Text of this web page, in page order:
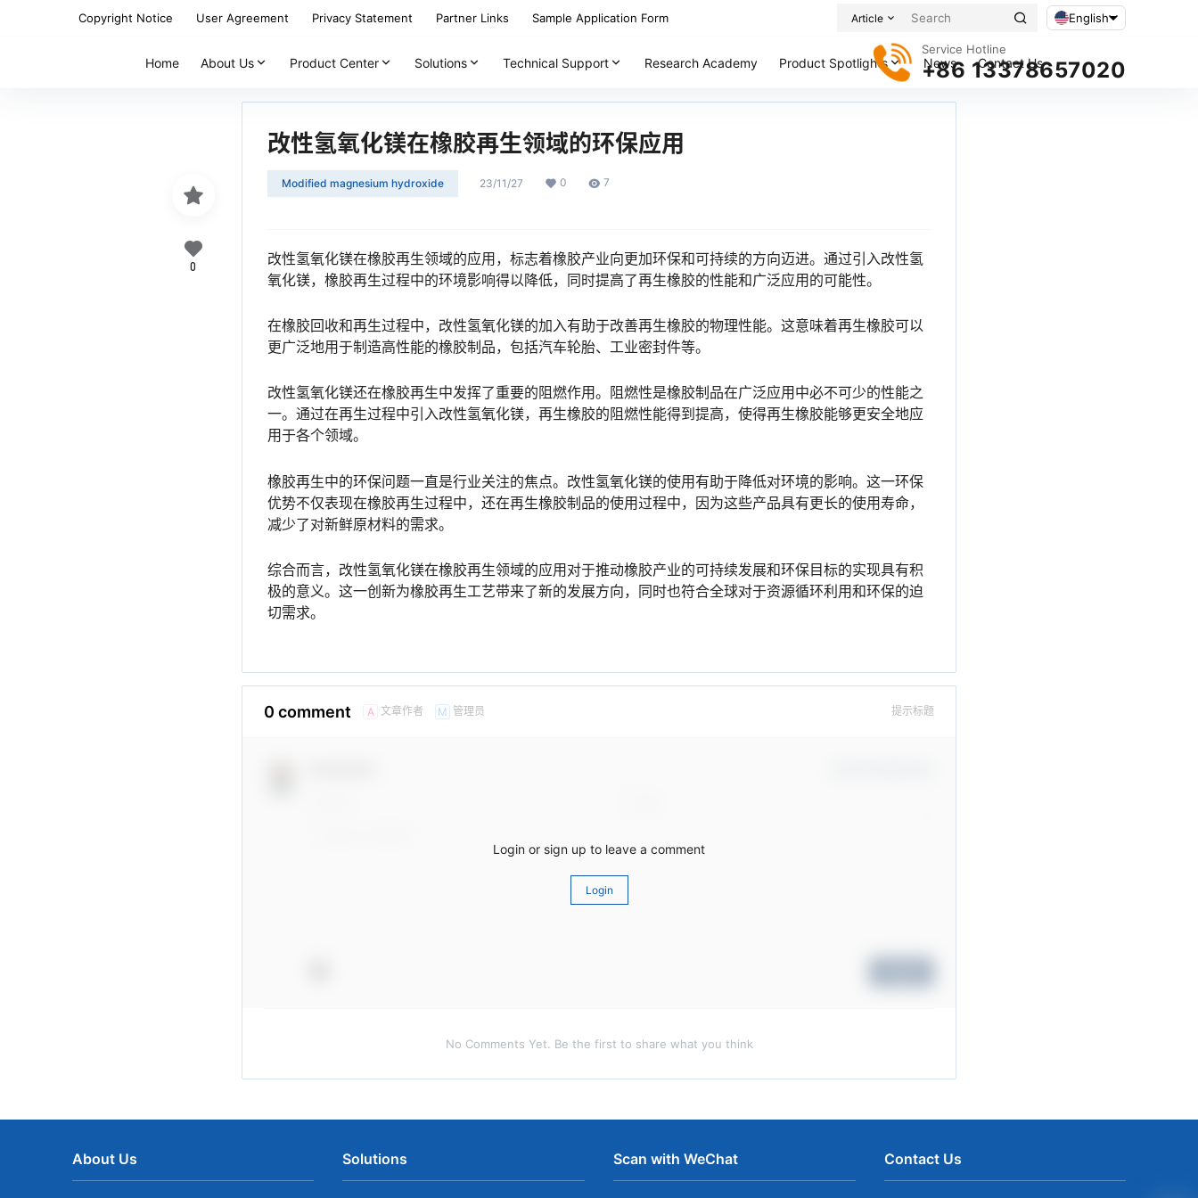
Copyright Notice User Agreement Privacy Statement Partner Links Sample Application Form Article English
Service Hotline
+86 13378657020
Home About Us Product Center Solutions Technical Support Research Academy Product Spotlights News Contact Us
改性氢氧化镁在橡胶再生领域的环保应用
Modified magnesium hydroxide 23/11/27 0 7
改性氢氧化镁在橡胶再生领域的应用，标志着橡胶产业向更加环保和可持续的方向迈进。通过引入改性氢
氧化镁，橡胶再生过程中的环境影响得以降低，同时提高了再生橡胶的性能和广泛应用的可能性。
在橡胶回收和再生过程中，改性氢氧化镁的加入有助于改善再生橡胶的物理性能。这意味着再生橡胶可以
更广泛地用于制造高性能的橡胶制品，包括汽车轮胎、工业密封件等。
改性氢氧化镁还在橡胶再生中发挥了重要的阻燃作用。阻燃性是橡胶制品在广泛应用中必不可少的性能之
一。通过在再生过程中引入改性氢氧化镁，再生橡胶的阻燃性能得到提高，使得再生橡胶能够更安全地应
用于各个领域。
橡胶再生中的环保问题一直是行业关注的焦点。改性氢氧化镁的使用有助于降低对环境的影响。这一环保
优势不仅表现在橡胶再生过程中，还在再生橡胶制品的使用过程中，因为这些产品具有更长的使用寿命，
减少了对新鲜原材料的需求。
综合而言，改性氢氧化镁在橡胶再生领域的应用对于推动橡胶产业的可持续发展和环保目标的实现具有积
极的意义。这一创新为橡胶再生工艺带来了新的发展方向，同时也符合全球对于资源循环利用和环保的迫
切需求。
0
0 comment A 文章作者 M 管理员 提示标题
Login or sign up to leave a comment
Login
No Comments Yet. Be the first to share what you think
About Us Solutions Scan with WeChat Contact Us